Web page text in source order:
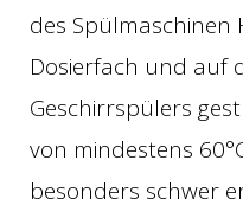
des Spülmaschinen
Dosierfach und auf
Geschirrspülers
von mindestens
besonders schwer